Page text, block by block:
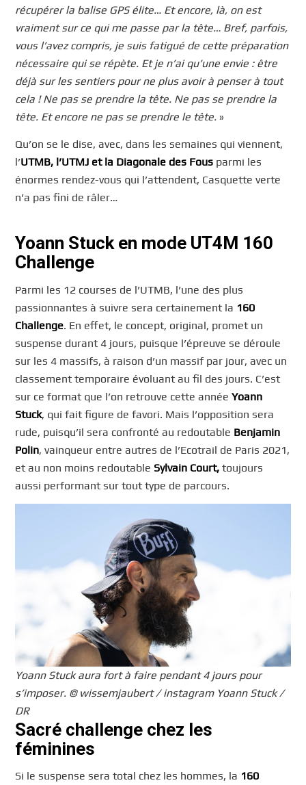
récupérer la balise GPS élite… Et encore, là, on est
vraiment sur ce qui me passe par la tête… Bref, parfois,
vous l’avez compris, je suis fatigué de cette préparation
nécessaire qui se répète. Et je n’ai qu’une envie : être
déjà sur les sentiers pour ne plus avoir à penser à tout
cela ! Ne pas se prendre la tête. Ne pas se prendre la
tête. Et encore ne pas se prendre le tête. »
Qu’on se le dise, avec, dans les semaines qui viennent,
l’UTMB, l’UTMJ et la Diagonale des Fous parmi les
énormes rendez-vous qui l’attendent, Casquette verte
n’a pas fini de râler…
Yoann Stuck en mode UT4M 160
Challenge
Parmi les 12 courses de l’UTMB, l’une des plus
passionnantes à suivre sera certainement la 160
Challenge. En effet, le concept, original, promet un
suspense durant 4 jours, puisque l’épreuve se déroule
sur les 4 massifs, à raison d’un massif par jour, avec un
classement temporaire évoluant au fil des jours. C’est
sur ce format que l’on retrouve cette annéeYoann
Stuck, qui fait figure de favori. Mais l’opposition sera
rude, puisqu’il sera confronté au redoutable Benjamin
Polin, vainqueur entre autres de l’Ecotrail de Paris 2021,
et au non moins redoutable Sylvain Court, toujours
aussi performant sur tout type de parcours.
Yoann Stuck aura fort à faire pendant 4 jours pour
s’imposer. © wissemjaubert / instagram Yoann Stuck /
DR
Sacré challenge chez les
féminines
Si le suspense sera total chez les hommes, la 160